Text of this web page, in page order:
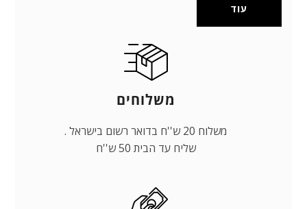
עוד
משלוחים
משלוח 20 ש''ח בדואר רשום בישראל .
שליח עד הבית 50 ש''ח